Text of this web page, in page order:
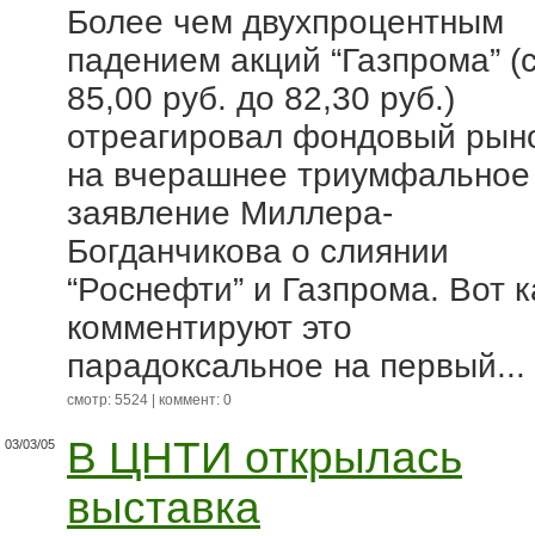
Более чем двухпроцентным
падением акций “Газпрома”
85,00 руб. до 82,30 руб.)
отреагировал фондовый
на вчерашнее триумфальное
заявление Миллера-
Богданчикова о слиянии
“Роснефти” и Газпрома. Вот
комментируют это
парадоксальное на первый...
смотр: 5524 | коммент: 0
03/03/05
В ЦНТИ открылась
выставка